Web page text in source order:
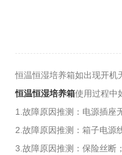
恒温恒湿培养箱如出现开机
恒温恒湿培养箱使用过程中
1.故障原因推测：电源插座
2.故障原因推测：箱子电源
3.故障原因推测：保险丝断